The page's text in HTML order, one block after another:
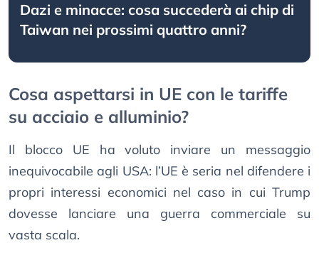
Dazi e minacce: cosa succederà ai chip di
Taiwan nei prossimi quattro anni?
Cosa aspettarsi in UE con le tariffe
su acciaio e alluminio?
Il blocco UE ha voluto inviare un messaggio
inequivocabile agli USA: l’UE è seria nel difendere i
propri interessi economici nel caso in cui Trump
dovesse lanciare una guerra commerciale su
vasta scala.